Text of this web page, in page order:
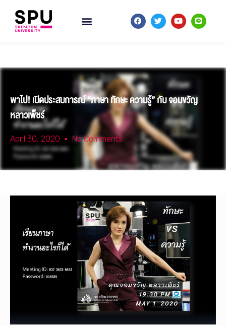
พาไป! เปิดประสบการณ์ “ภาษา ทักษะ ความรู้” กับ จอมขวัญ
หลาวเพ็ชร์
April 30, 2020 No Comments